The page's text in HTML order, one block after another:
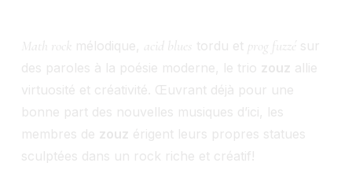
Math rock mélodique, acid blues tordu et prog fuzzé sur
des paroles à la poésie moderne, le trio zouz allie
virtuosité et créativité. Œuvrant déjà pour une
bonne part des nouvelles musiques d’ici, les
membres de zouz érigent leurs propres statues
sculptées dans un rock riche et créatif!